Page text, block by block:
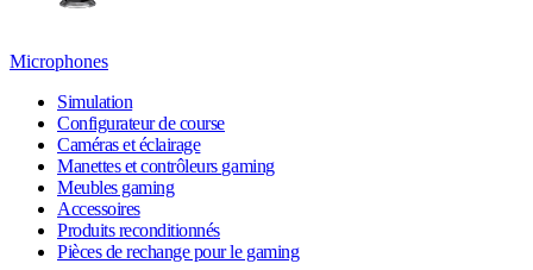
Microphones
Simulation
Configurateur de course
Caméras et éclairage
Manettes et contrôleurs gaming
Meubles gaming
Accessoires
Produits reconditionnés
Pièces de rechange pour le gaming